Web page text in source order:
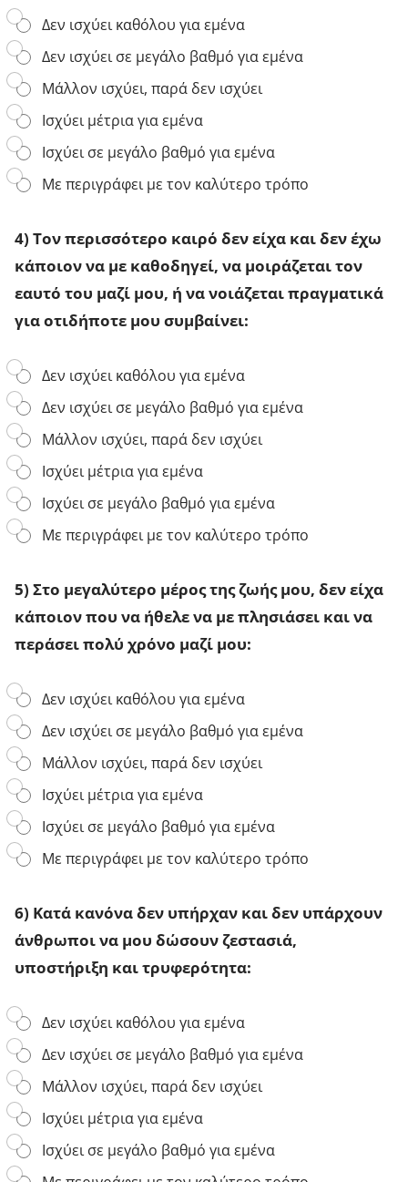
γ
ν
ω
ρ
ί
σ
ο
υ
ν
τ
ι
υ
ν
ι
σ
θ
μ
α
τ
ι
κ
έ
ς
μ
ο
υ
α
γ
ε
ς
η
κ
α
ι
π
ρ
ο
σ
ο
χ
ή
3
)
Σ
ε
γ
ε
ν
ι
κ
έ
ς
ρ
α
μ
έ
ς
,
ε
ν
ε
ί
χ
α
κ
ά
π
ο
ι
ν
α
β
α
ι
σ
τ
ώ
γ
ι
α
μ
ι
α
σ
υ
β
ο
υ
ή
α
ι
σ
υ
ν
α
ι
σ
θ
η
Δεν ισχύει καθόλου για εμένα
Δεν ισχύει σε μεγάλο βαθμό για εμένα
Μάλλον ισχύει, παρά δεν ισχύει
Ισχύει μέτρια για εμένα
Ισχύει σε μεγάλο βαθμό για εμένα
Με περιγράφει με τον καλύτερο τρόπο
4) Τον περισσότερο καιρό δεν είχα και δεν έχω
κάποιον να με καθοδηγεί, να μοιράζεται τον
εαυτό του μαζί μου, ή να νοιάζεται πραγματικά
για οτιδήποτε μου συμβαίνει:
4
)
Τ
ο
ν
π
ε
ρ
ι
σ
σ
τ
ε
ρ
κ
ι
ρ
ό
δ
ε
ν
ε
ί
χ
α
κ
δ
ν
έ
χ
κ
ά
π
ο
ι
ο
ν
ν
α
μ
Δεν ισχύει καθόλου για εμένα
Δεν ισχύει σε μεγάλο βαθμό για εμένα
Μάλλον ισχύει, παρά δεν ισχύει
Ισχύει μέτρια για εμένα
Ισχύει σε μεγάλο βαθμό για εμένα
Με περιγράφει με τον καλύτερο τρόπο
5) Στο μεγαλύτερο μέρος της ζωής μου, δεν είχα
κάποιον που να ήθελε να με πλησιάσει και να
περάσει πολύ χρόνο μαζί μου:
5
)
Σ
τ
ο
μ
ε
γ
α
λ
ύ
ε
ρ
ο
έ
ο
ς
τ
η
ς
ζ
ω
ή
ς
μ
Δεν ισχύει καθόλου για εμένα
Δεν ισχύει σε μεγάλο βαθμό για εμένα
Μάλλον ισχύει, παρά δεν ισχύει
Ισχύει μέτρια για εμένα
Ισχύει σε μεγάλο βαθμό για εμένα
Με περιγράφει με τον καλύτερο τρόπο
6) Κατά κανόνα δεν υπήρχαν και δεν υπάρχουν
άνθρωποι να μου δώσουν ζεστασιά,
υποστήριξη και τρυφερότητα:
6
)
Κ
α
τ
ά
κ
α
ν
ό
Δεν ισχύει καθόλου για εμένα
Δεν ισχύει σε μεγάλο βαθμό για εμένα
Μάλλον ισχύει, παρά δεν ισχύει
Ισχύει μέτρια για εμένα
Ισχύει σε μεγάλο βαθμό για εμένα